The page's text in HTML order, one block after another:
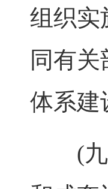
组织实
同有
体系建
(九)